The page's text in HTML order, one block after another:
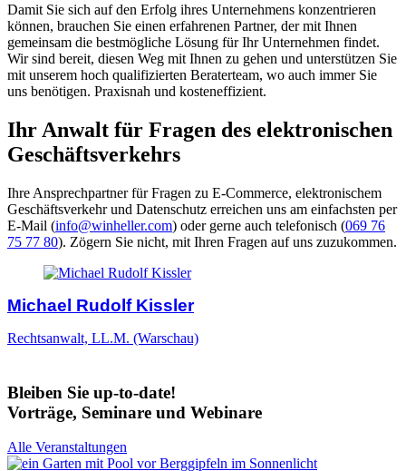
Damit Sie sich auf den Erfolg ihres Unternehmens konzentrieren
können, brauchen Sie einen erfahrenen Partner, der mit Ihnen
gemeinsam die bestmögliche Lösung für Ihr Unternehmen findet.
Wir sind bereit, diesen Weg mit Ihnen zu gehen und unterstützen Sie
mit unserem hoch qualifizierten Beraterteam, wo auch immer Sie
uns benötigen. Praxisnah und kosteneffizient.
Ihr Anwalt für Fragen des elektronischen
Geschäftsverkehrs
Ihre Ansprechpartner für Fragen zu E-Commerce, elektronischem
Geschäftsverkehr und Datenschutz erreichen uns am einfachsten per
E-Mail (info@winheller.com) oder gerne auch telefonisch (069 76
75 77 80). Zögern Sie nicht, mit Ihren Fragen auf uns zuzukommen.
Michael Rudolf Kissler
Rechtsanwalt, LL.M. (Warschau)
Bleiben Sie up-to-date!
Vorträge, Seminare und Webinare
Alle Veranstaltungen